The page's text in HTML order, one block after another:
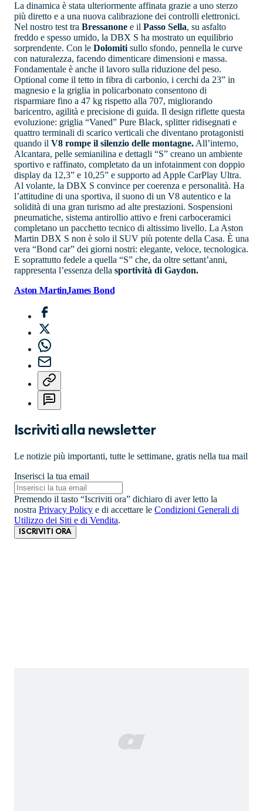
La dinamica è stata ulteriormente affinata grazie a uno sterzo
più diretto e a una nuova calibrazione dei controlli elettronici.
Nel nostro test tra Bressanone e il Passo Sella, su asfalto
freddo e spesso umido, la DBX S ha mostrato un equilibrio
sorprendente. Con le Dolomiti sullo sfondo, pennella le curve
con naturalezza, facendo dimenticare dimensioni e massa.
Fondamentale è anche il lavoro sulla riduzione del peso.
Optional come il tetto in fibra di carbonio, i cerchi da 23” in
magnesio e la griglia in policarbonato consentono di
risparmiare fino a 47 kg rispetto alla 707, migliorando
baricentro, agilità e precisione di guida. Il design riflette questa
evoluzione: griglia “Vaned” Pure Black, splitter ridisegnati e
quattro terminali di scarico verticali che diventano protagonisti
quando il V8 rompe il silenzio delle montagne. All’interno,
Alcantara, pelle semianilina e dettagli “S” creano un ambiente
sportivo e raffinato, completato da un infotainment con doppio
display da 12,3” e 10,25” e supporto ad Apple CarPlay Ultra.
Al volante, la DBX S convince per coerenza e personalità. Ha
l’attitudine di una sportiva, il suono di un V8 autentico e la
solidità di una gran turismo ad alte prestazioni. Sospensioni
pneumatiche, sistema antirollio attivo e freni carboceramici
completano un pacchetto tecnico di altissimo livello. La Aston
Martin DBX S non è solo il SUV più potente della Casa. È una
vera “Bond car” dei giorni nostri: elegante, veloce, tecnologica.
E soprattutto fedele a quella “S” che, da oltre settant’anni,
rappresenta l’essenza della sportività di Gaydon.
Aston MartinJames Bond
Iscriviti alla newsletter
Le notizie più importanti, tutte le settimane, gratis nella tua mail
Inserisci la tua email
Premendo il tasto “Iscriviti ora” dichiaro di aver letto la
nostra Privacy Policy e di accettare le Condizioni Generali di
Utilizzo dei Siti e di Vendita.
ISCRIVITI ORA